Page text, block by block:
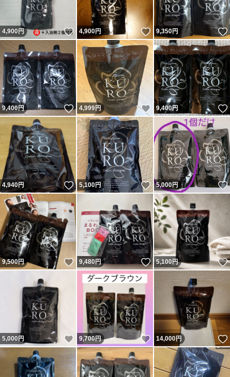
4,900円 いいね！
4,900円 いいね！
9,350円
9,400円 いいね！
4,999円 いいね！
9,400円
4,940円 いいね！
5,100円 いいね！
5,000円
9,500円 いいね！
9,480円 いいね！
5,100円
5,000円 いいね！
9,700円 いいね！
14,000円